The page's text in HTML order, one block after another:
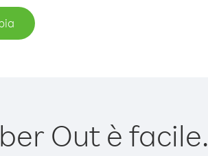
Out è facile.